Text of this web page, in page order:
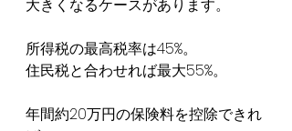
大きくなるケースがあります。
所得税の最高税率は45%。
住民税と合わせれば最大55%。
年間約20万円の保険料を控除できれ